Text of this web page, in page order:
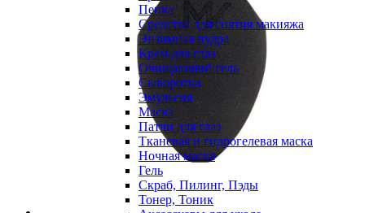
Пенка
Средства для снятия макияжа
Энзимная пудра
Крем для глаз
Очищающий гель
Сыворотка
Эмульсия
Маска
Патчи для глаз
Тканевая и гидрогелевая маска
Ночная маска
Гель
Скраб, Пилинг, Пэды
Тонер, Тоник